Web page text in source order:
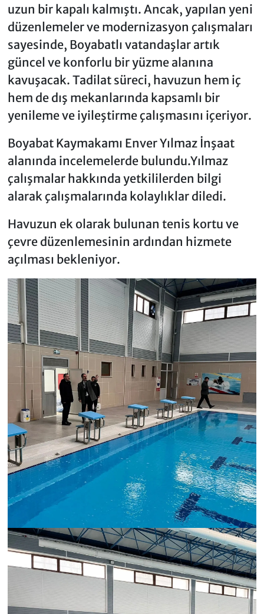
uzun bir kapalı kalmıştı. Ancak, yapılan yeni
düzenlemeler ve modernizasyon çalışmaları
sayesinde, Boyabatlı vatandaşlar artık
güncel ve konforlu bir yüzme alanına
kavuşacak. Tadilat süreci, havuzun hem iç
hem de dış mekanlarında kapsamlı bir
yenileme ve iyileştirme çalışmasını içeriyor.
Boyabat Kaymakamı Enver Yılmaz İnşaat
alanında incelemelerde bulundu.Yılmaz
çalışmalar hakkında yetkililerden bilgi
alarak çalışmalarında kolaylıklar diledi.
Havuzun ek olarak bulunan tenis kortu ve
çevre düzenlemesinin ardından hizmete
açılması bekleniyor.